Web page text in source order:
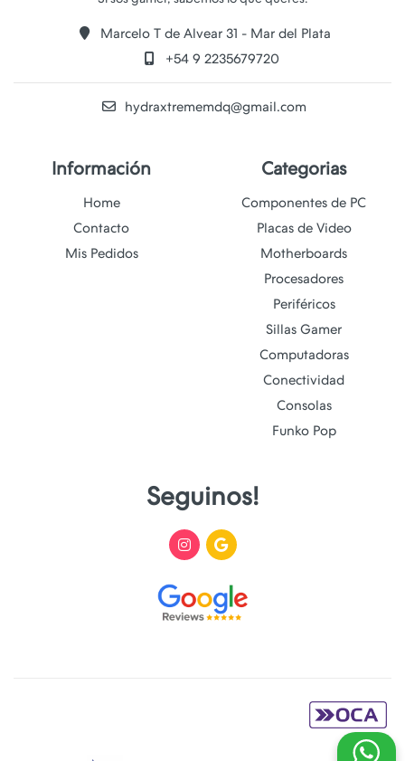
Marcelo T de Alvear 31 - Mar del Plata
+54 9 2235679720
hydraxtrememdq@gmail.com
Información
Home
Contacto
Mis Pedidos
Categorias
Componentes de PC
Placas de Video
Motherboards
Procesadores
Periféricos
Sillas Gamer
Computadoras
Conectividad
Consolas
Funko Pop
Seguinos!